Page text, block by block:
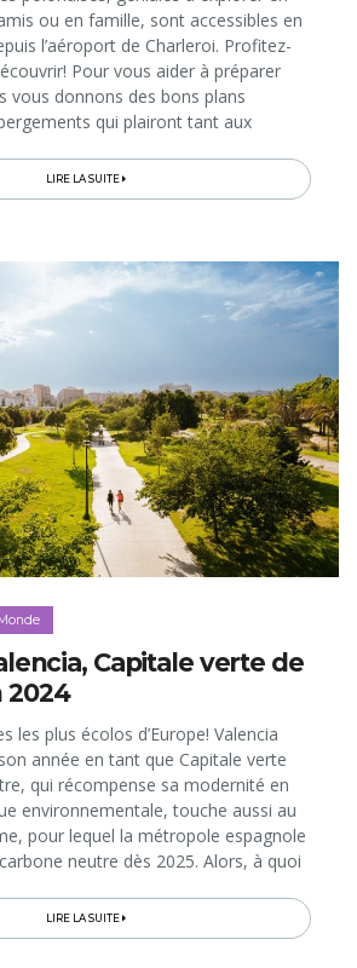
ou en famille, sont accessibles en
l’aéroport de Charleroi. Profitez-
Pour vous aider à préparer
vous donnons des bons plans
qui plairont tant aux
LIRE LA SUITE
Capitale verte de
2024
les plus écolos d’Europe! Valencia
année en tant que Capitale verte
qui récompense sa modernité en
environnementale, touche aussi au
pour lequel la métropole espagnole
neutre dès 2025. Alors, à quoi
LIRE LA SUITE